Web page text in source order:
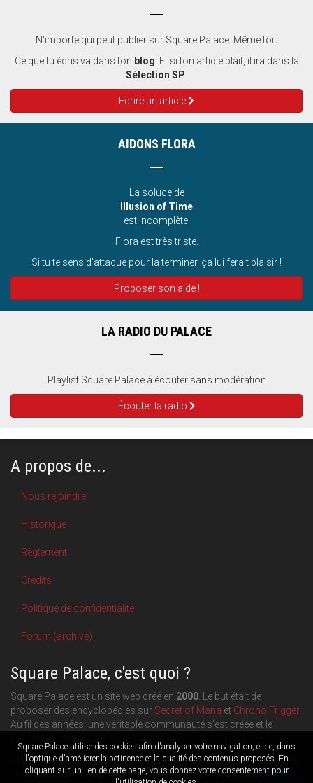
Square Palace utilise des cookies afin d'analyser votre navigation, et ce, dans
l'optique d'améliorer la petinence et la qualité des contenus proposés. En
cliquant sur un lien de cette page, vous donnez votre consentement pour
N'importe qui peut publier sur Square Palace. Même toi !
Ce que tu écris va dans ton blog. Et si ton article plait, il ira dans la
Sélection SP.
Ecrire un article
AIDONS FLORA
La soluce de
Illusion of Time
est incomplète.
Flora est très triste.
Si tu te sens d’attaque pour la terminer, ça lui ferait plaisir !
Proposer son aide !
LA RADIO DU PALACE
Playlist Square Palace à écouter sans modération
Écouter la radio
A propos de...
Nous rejoindre
Historique
Règlement
Crédits
Politique de confidentialité
Forum (archive)
Square Palace, c'est quoi ?
Square Palace est un site web créé en 2000. Le but était de
proposer des encyclopédies sur Secret of Mana et Chrono Trigger.
Au fil des années, une véritable communauté s'est créée et le
Aujourd'hui, Square Palace c'est aussi une plateforme de blogging
orientéeRPG, Retrogamingetculture geek: chacun publie ce